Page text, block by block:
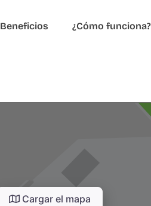
Beneficios ¿Cómo funciona?
Cargar el mapa